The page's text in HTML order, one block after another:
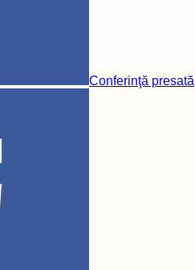
Conferinţă presată